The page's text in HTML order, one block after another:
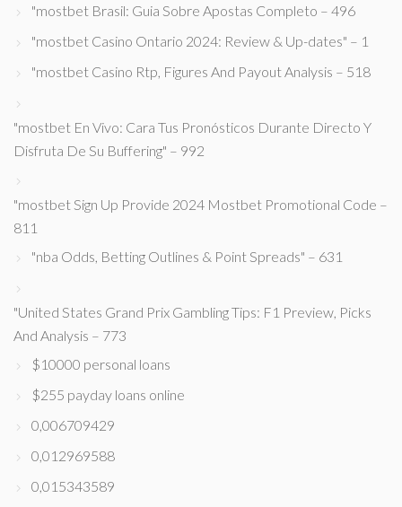
"mostbet Brasil: Guia Sobre Apostas Completo – 496
"mostbet Casino Ontario 2024: Review & Up-dates" – 1
"mostbet Casino Rtp, Figures And Payout Analysis – 518
"mostbet En Vivo: Cara Tus Pronósticos Durante Directo Y
Disfruta De Su Buffering" – 992
"mostbet Sign Up Provide 2024 Mostbet Promotional Code –
811
"nba Odds, Betting Outlines & Point Spreads" – 631
"United States Grand Prix Gambling Tips: F1 Preview, Picks
And Analysis – 773
$10000 personal loans
$255 payday loans online
0,006709429
0,012969588
0,015343589